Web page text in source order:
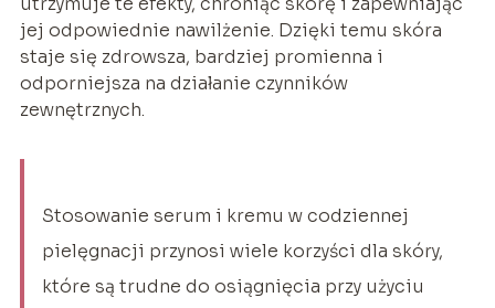
jej odpowiednie nawilżenie. Dzięki temu skóra
staje się zdrowsza, bardziej promienna i
odporniejsza na działanie czynników
zewnętrznych.
Stosowanie serum i kremu w codziennej
pielęgnacji przynosi wiele korzyści dla skóry,
które są trudne do osiągnięcia przy użyciu